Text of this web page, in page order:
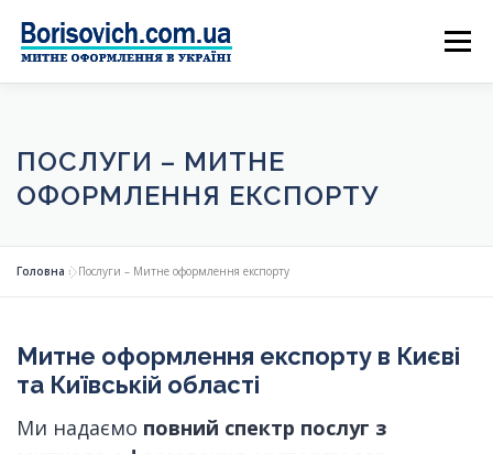
Menu
ПОСЛУГИ – МИТНЕ
ОФОРМЛЕННЯ ЕКСПОРТУ
Головна »Послуги – Митне оформлення експорту
Митне оформлення експорту в Києві
та Київській області
Ми надаємо повний спектр послуг з